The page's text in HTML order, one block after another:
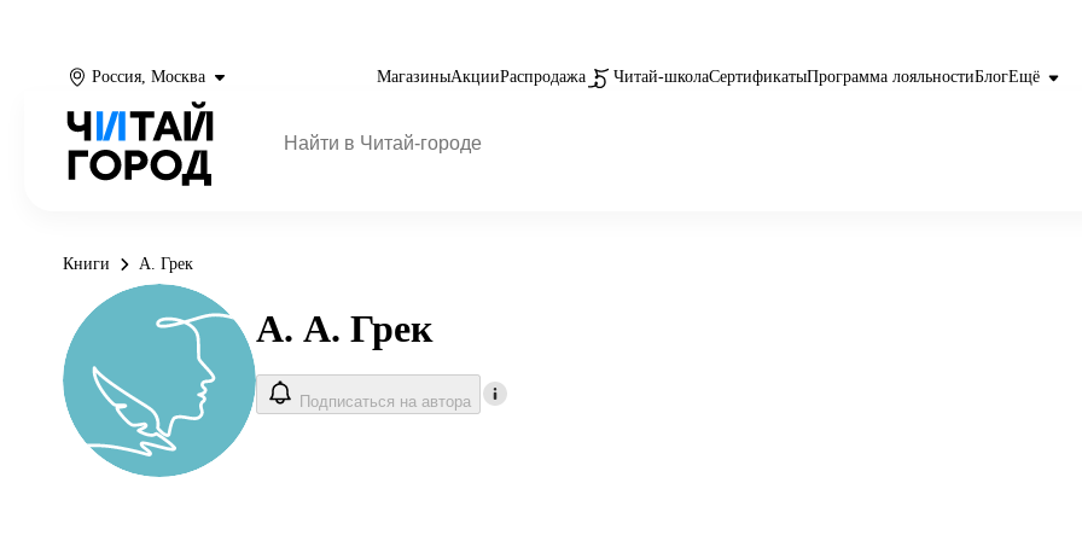
Россия, Москва МагазиныАкцииРаспродажа Читай-школаСертификатыПрограмма лояльностиБлогЕщё
Книги А. Грек
А. А. Грек
Подписаться на автора